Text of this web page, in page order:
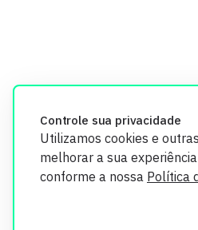
Controle sua privacidade
Utilizamos cookies e
melhorar a sua
conforme a nossa Política